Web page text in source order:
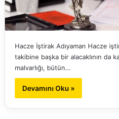
Hacze İştirak Adıyaman Hacze
takibine başka bir alacaklının da
malvarlığı, bütün…
Devamını Oku »